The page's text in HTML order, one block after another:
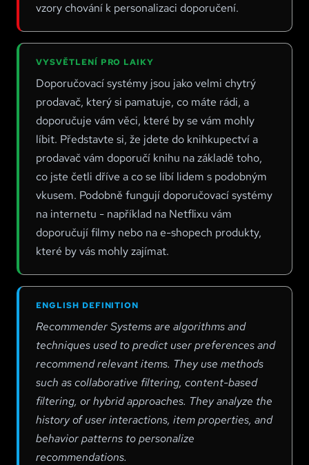
Diferenciální evoluce–Differential Evolution
Difuzní modely–Diffusion Models
Digitalizace–Digitalization
Digitální dvojčata v medicíně–Digital Twins in Medicine
Digitální dvojče–Digital Twin
Digitální zdravotnictví–Digital Health
Dimenzionální redukce–Dimensionality Reduction
Distribuovaná umělá inteligence –Distributed Artificial
Intelligence
Distribuované výpočty –Distributed Computing
Dlouhodobá paměť–Long Term Memory
DNA výpočty–DNA Computing
Dolování dat –Data Mining
Doporučovací systémy–Recommender Systems
Drony–Drones
Dropout
Dropout
Dueling Q-sítě
Dueling Q-Networks
Dvojité hluboké Q-učení–Double Deep Q-Learning
vzory chování k personalizaci doporučení.
VYSVĚTLENÍ PRO LAIKY
Doporučovací systémy jsou jako velmi chytrý
prodavač, který si pamatuje, co máte rádi, a
doporučuje vám věci, které by se vám mohly
líbit. Představte si, že jdete do knihkupectví a
prodavač vám doporučí knihu na základě toho,
co jste četli dříve a co se líbí lidem s podobným
vkusem. Podobně fungují doporučovací systémy
na internetu - například na Netflixu vám
doporučují filmy nebo na e-shopech produkty,
které by vás mohly zajímat.
ENGLISH DEFINITION
Recommender Systems are algorithms and
techniques used to predict user preferences and
recommend relevant items. They use methods
such as collaborative filtering, content-based
filtering, or hybrid approaches. They analyze the
history of user interactions, item properties, and
behavior patterns to personalize
recommendations.